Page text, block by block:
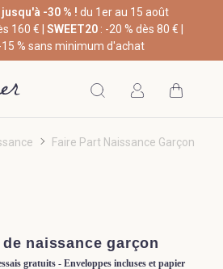
jusqu'à -30 % ! du 1er au 15 août
160 € | SWEET20: -20 % dès 80 € |
15 % sans minimum d'achat
Faire Part Naissance Garçon
naissance garçon
gratuits - Enveloppes incluses et papier